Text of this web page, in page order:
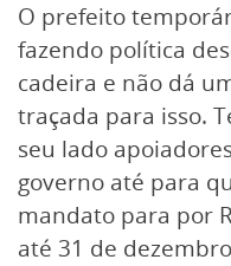
O prefeito
fazendo política
cadeira e não dá
traçada para isso.
seu lado
governo até para
mandato para por
até 31 de